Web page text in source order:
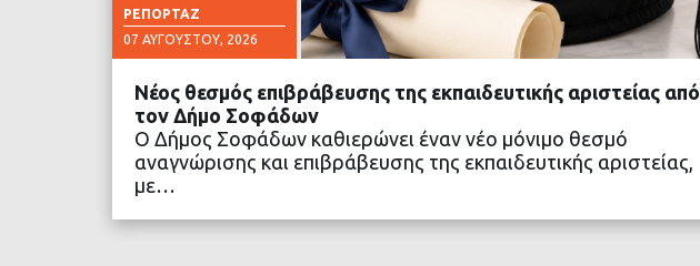
ΡΕΠΟΡΤΆΖ
07 ΑΥΓΟΎΣΤΟΥ, 2026
Νέος θεσμός επιβράβευσης της εκπαιδευτικής αριστείας από
τον Δήμο Σοφάδων
Ο Δήμος Σοφάδων καθιερώνει έναν νέο μόνιμο θεσμό
αναγνώρισης και επιβράβευσης της εκπαιδευτικής αριστείας,
με…